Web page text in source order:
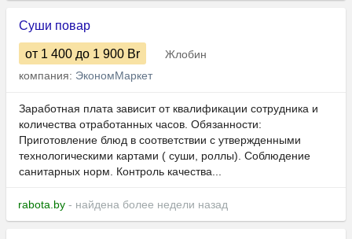
Суши повар
от 1 400 до 1 900 Br
Жлобин
компания: ЭкономМаркет
Заработная плата зависит от квалификации сотрудника и
количества отработанных часов. Обязанности:
Приготовление блюд в соответствии с утвержденными
технологическими картами ( суши, роллы). Соблюдение
санитарных норм. Контроль качества...
rabota.by - найдена более недели назад